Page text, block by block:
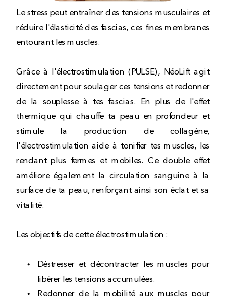
Le stress peut entraîner des tensions musculaires et
réduire l'élasticité des fascias, ces fines membranes
entourant les muscles.
Grâce à l'électrostimulation (PULSE), NéoLift agit
directement pour soulager ces tensions et redonner
de la souplesse à tes fascias. En plus de l'effet
thermique qui chauffe ta peau en profondeur et
stimule la production de collagène,
l'électrostimulation aide à tonifier tes muscles, les
rendant plus fermes et mobiles. Ce double effet
améliore également la circulation sanguine à la
surface de ta peau, renforçant ainsi son éclat et sa
vitalité.
Les objectifs de cette électrostimulation :
Déstresser et décontracter les muscles pour
libérer les tensions accumulées.